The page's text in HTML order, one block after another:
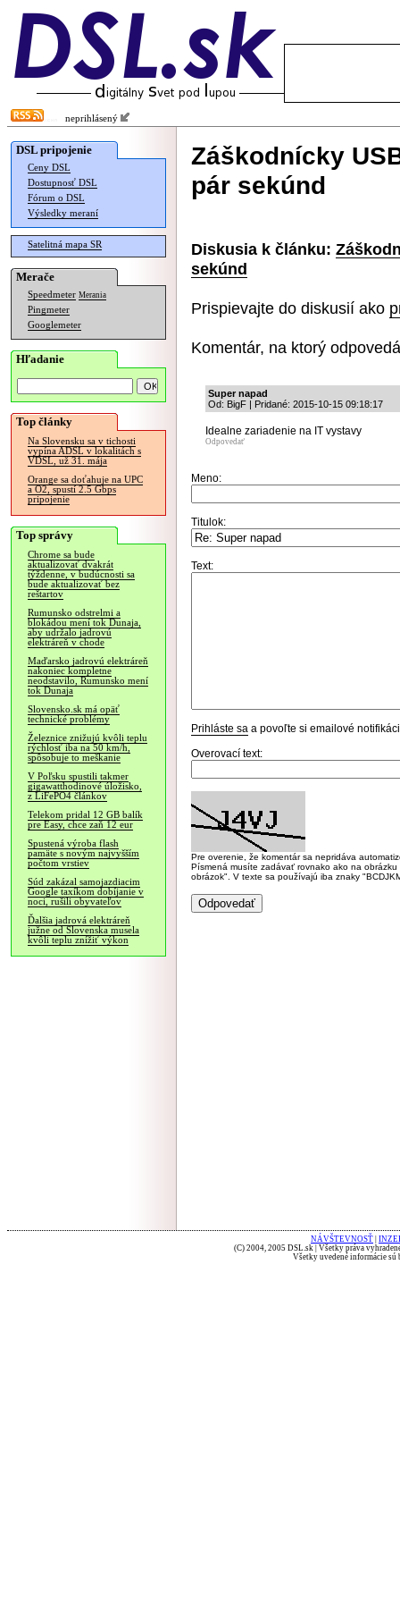
neprihlásený
DSL pripojenie
Ceny DSL
Dostupnosť DSL
Fórum o DSL
Výsledky meraní
Satelitná mapa SR
Merače
Speedmeter Merania
Pingmeter
Googlemeter
Hľadanie
Top články
Na Slovensku sa v tichosti
vypína ADSL v lokalitách s
VDSL, už 31. mája
Orange sa doťahuje na UPC
a O2, spustí 2.5 Gbps
pripojenie
Top správy
Chrome sa bude
aktualizovať dvakrát
týždenne, v budúcnosti sa
bude aktualizovať bez
reštartov
Rumunsko odstrelmi a
blokádou mení tok Dunaja,
aby udržalo jadrovú
elektráreň v chode
Maďarsko jadrovú elektráreň
nakoniec kompletne
neodstavilo, Rumunsko mení
tok Dunaja
Slovensko.sk má opäť
technické problémy
Železnice znižujú kvôli teplu
rýchlosť iba na 50 km/h,
spôsobuje to meškanie
V Poľsku spustili takmer
gigawatthodinové úložisko,
z LiFePO4 článkov
Telekom pridal 12 GB balík
pre Easy, chce zaň 12 eur
Spustená výroba flash
pamäte s novým najvyšším
počtom vrstiev
Súd zakázal samojazdiacim
Google taxíkom dobíjanie v
noci, rušili obyvateľov
Ďalšia jadrová elektráreň
južne od Slovenska musela
kvôli teplu znížiť výkon
Záškodnícky
pár sekúnd
Diskusia k článku:
sekúnd
Prispievajte do diskusií ako
Komentár, na ktorý
Super napad
Od: BigF | Pridané: 2015-10-15 09:18:17
Idealne zariadenie na IT vystavy
Odpovedať
Meno:
Titulok:
Text:
Prihláste sa a povoľte si emailové
Overovací text:
Pre overenie, že komentár sa nepridáva
Písmená musíte zadávať rovnako ako na
obrázok". V texte sa používajú iba znaky
NÁVŠTEVNOSŤ
(C) 2004, 2005 DSL.sk | Všetky práva
Všetky uvedené informácie sú